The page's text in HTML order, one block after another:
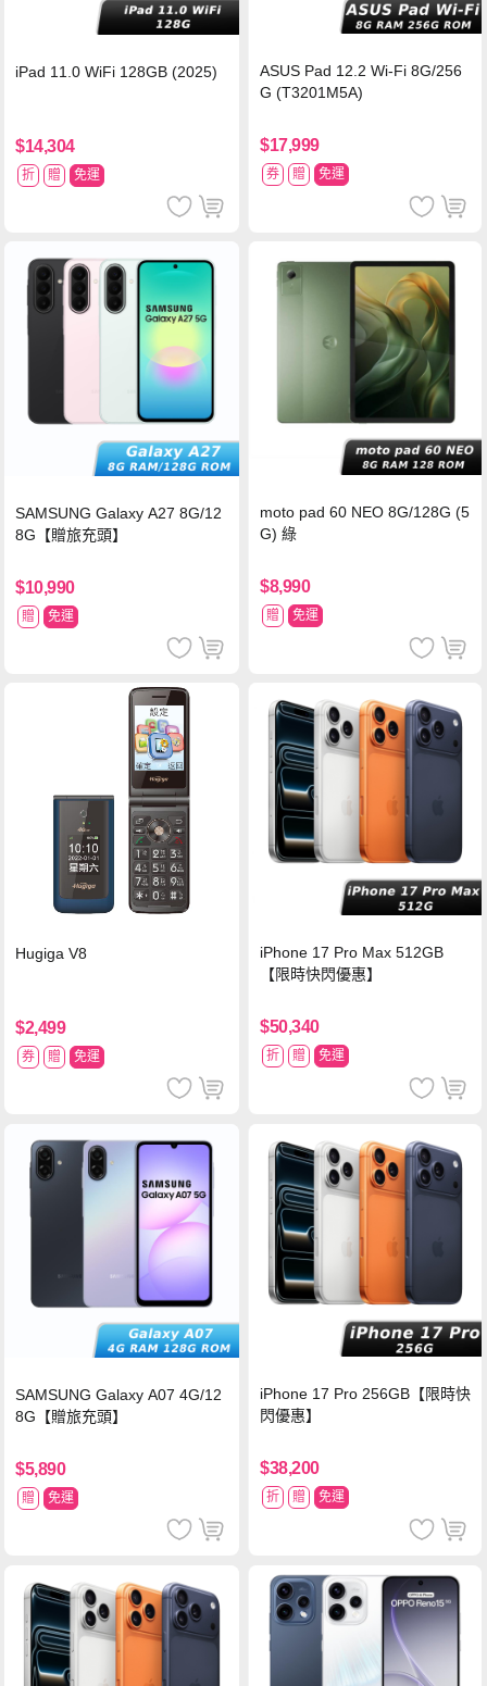
iPad 11.0 WiFi 128GB (2025)
$14,304
折 贈 免運
ASUS Pad 12.2 Wi-Fi 8G/256
G (T3201M5A)
$17,999
券 贈 免運
SAMSUNG Galaxy A27 8G/12
8G【贈旅充頭】
$10,990
贈 免運
moto pad 60 NEO 8G/128G (5
G) 綠
$8,990
贈 免運
Hugiga V8
$2,499
券 贈 免運
iPhone 17 Pro Max 512GB
【限時快閃優惠】
$50,340
折 贈 免運
SAMSUNG Galaxy A07 4G/12
8G【贈旅充頭】
$5,890
贈 免運
iPhone 17 Pro 256GB【限時快
閃優惠】
$38,200
折 贈 免運